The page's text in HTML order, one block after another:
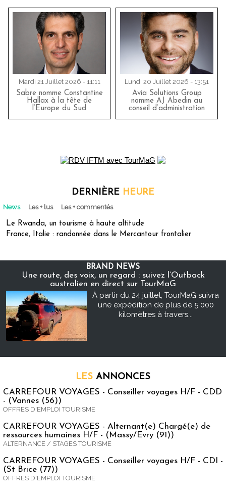
Mardi 21 Juillet 2026 - 11:11
Sabre nomme Constantine
Hallax à la tête de
l’Europe du Sud
Lundi 20 Juillet 2026 - 13:51
Avia Solutions Group
nomme AJ Abedin au
conseil d’administration
DERNIÈRE HEURE
News Les + lus Les + commentés
Le Rwanda, un tourisme à haute altitude
France, Italie : randonnée dans le Mercantour frontalier
BRAND NEWS
Une route, des voix, un regard : suivez l’Outback
australien en direct sur TourMaG
À partir du 24 juillet, TourMaG suivra
une expédition de plus de 5 000
kilomètres à travers...
LES ANNONCES
CARREFOUR VOYAGES - Conseiller voyages H/F - CDD
- (Vannes (56))
OFFRES D'EMPLOI TOURISME
CARREFOUR VOYAGES - Alternant(e) Chargé(e) de
ressources humaines H/F - (Massy/Evry (91))
ALTERNANCE / STAGES TOURISME
CARREFOUR VOYAGES - Conseiller voyages H/F - CDI -
(St Brice (77))
OFFRES D'EMPLOI TOURISME